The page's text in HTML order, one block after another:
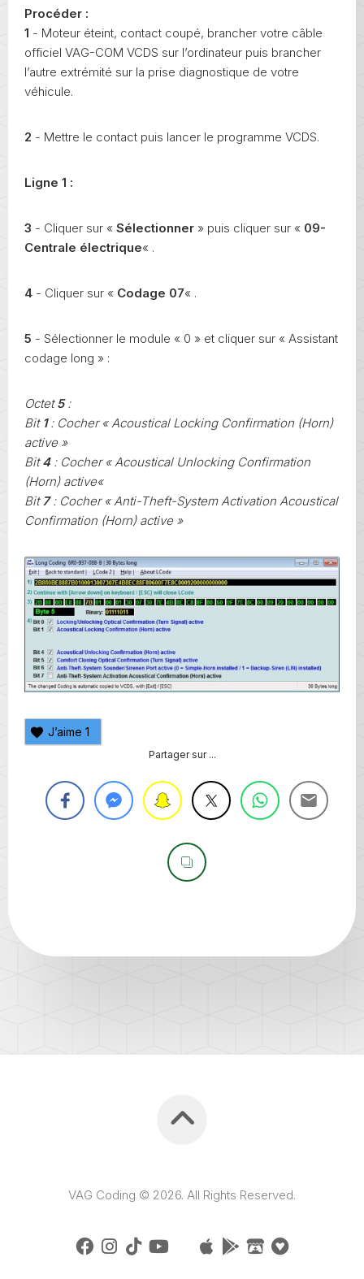
Procéder :
1 - Moteur éteint, contact coupé, brancher votre câble
officiel VAG-COM VCDS sur l’ordinateur puis brancher
l’autre extrémité sur la prise diagnostique de votre
véhicule.
2 - Mettre le contact puis lancer le programme VCDS.
Ligne 1 :
3 - Cliquer sur « Sélectionner » puis cliquer sur « 09-
Centrale électrique« .
4 - Cliquer sur « Codage 07« .
5 - Sélectionner le module « 0 » et cliquer sur « Assistant
codage long » :
Octet5:
Bit 1: Cocher « Acoustical Locking Confirmation (Horn)
active »
Bit4: Cocher « Acoustical Unlocking Confirmation
(Horn) active«
Bit7: Cocher « Anti-Theft-System Activation Acoustical
Confirmation (Horn) active »
J’aime 1
Partager sur ...
VAG Coding © 2026. All Rights Reserved.